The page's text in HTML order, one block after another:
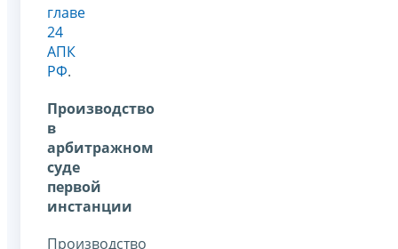
главе
24
АПК
РФ.
Производство
в
арбитражном
суде
первой
инстанции
Производство